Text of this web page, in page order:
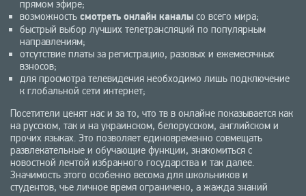
прямом эфире;
возможность смотреть онлайн каналы со всего мира;
быстрый выбор лучших телетрансляций по популярным
направлениям;
отсутствие платы за регистрацию, разовых и ежемесячных
взносов;
для просмотра телевидения необходимо лишь подключение
к глобальной сети интернет;
Посетители ценят нас и за то, что тв в онлайне показывается как
на русском, так и на украинском, белорусском, английском и
прочих языках. Это позволяет единовременно совмещать
развлекательные и обучающие функции, знакомиться с
новостной лентой избранного государства и так далее.
Значимость этого особенно весома для школьников и
студентов, чье личное время ограничено, а жажда знаний